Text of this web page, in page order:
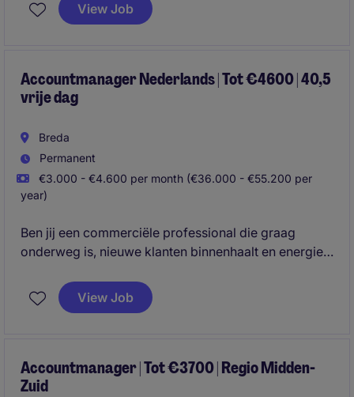
View Job
Accountmanager Nederlands | Tot €4600 | 40,5
vrije dag
Breda
Permanent
€3.000 - €4.600 per month (€36.000 - €55.200 per
year)
Ben jij een commerciële professional die graag
onderweg is, nieuwe klanten binnenhaalt en energie
je werken voor een marktleider die letterlijk zichtbaar
bijdraagt aan de verkeersveiligheid in Nederland?
View Job
Accountmanager | Tot €3700 | Regio Midden-
Zuid